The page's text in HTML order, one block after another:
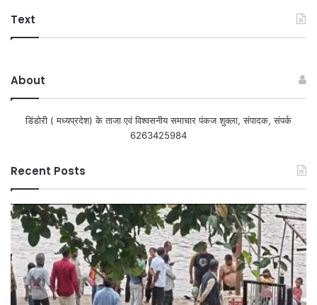
Text
About
डिंडोरी ( मध्यप्रदेश) के ताजा एवं विश्वसनीय समाचार पंकज शुक्ला, संपादक, संपर्क
6263425984
Recent Posts